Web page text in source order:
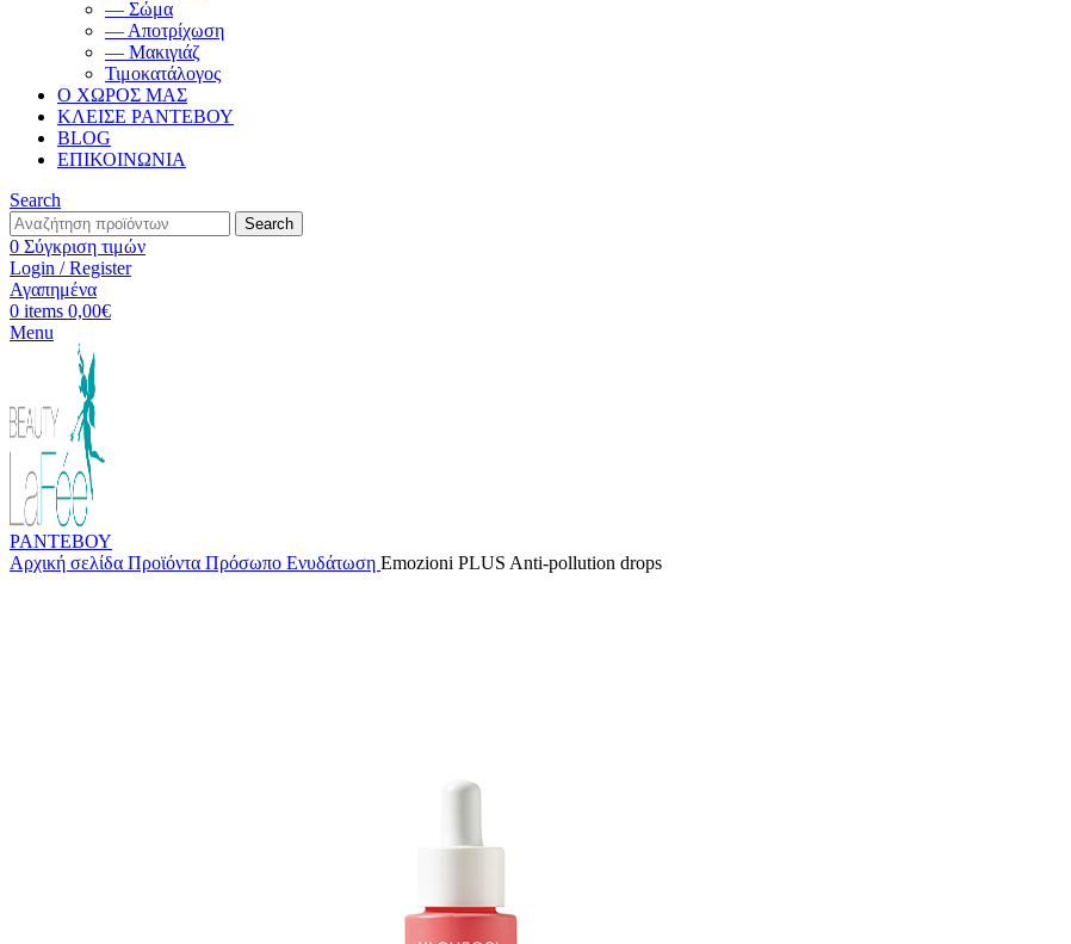
— Σώμα
— Αποτρίχωση
— Μακιγιάζ
Τιμοκατάλογος
Ο ΧΩΡΟΣ ΜΑΣ
ΚΛΕΙΣΕ ΡΑΝΤΕΒΟΥ
BLOG
ΕΠΙΚΟΙΝΩΝΙΑ
Search
Search
0 Σύγκριση τιμών
Login / Register
Αγαπημένα
0 items 0,00€
Menu
ΡΑΝΤΕΒΟΥ
Αρχική σελίδα Προϊόντα Πρόσωπο Ενυδάτωση Emozioni PLUS Anti-pollution drops